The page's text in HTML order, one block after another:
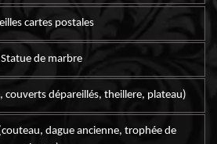
cartes postales
Statue de marbre
couverts dépareillés, theillere, plateau)
dague ancienne, trophée de